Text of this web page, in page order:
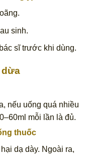
sinh.
sĩ trước khi dùng.
nếu uống quá nhiều
mỗi lần là đủ.
thuốc
dạ dày. Ngoài ra,